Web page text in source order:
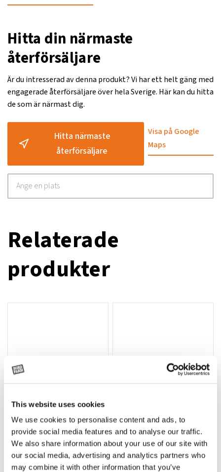
This website uses cookies
We use cookies to personalise content and ads, to
provide social media features and to analyse our traffic.
We also share information about your use of our site with
our social media, advertising and analytics partners who
may combine it with other information that you’ve
Hitta din närmaste
återförsäljare
Är du intresserad av denna produkt? Vi har ett helt gäng med
engagerade återförsäljare över hela Sverige. Här kan du hitta
de som är närmast dig.
Hitta närmaste
återförsäljare
Visa på Google
Maps
Relaterade
produkter
Lägg till i varukorg
Rotor, komplett med slagor
OR80013456G
(ex. moms)
Grön truckknapp
A00220
kr (ex. moms)